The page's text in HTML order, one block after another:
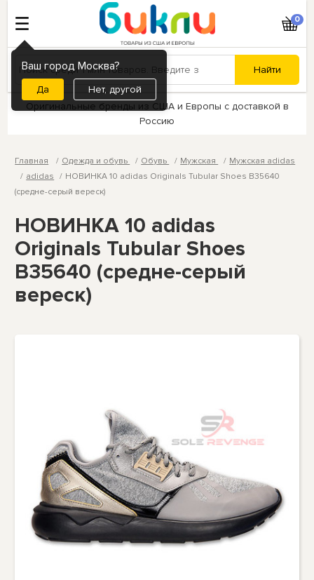
Ваш город Москва?
Нет, другой
0
Оригинальные бренды из США и Европы с доставкой в
Россию
Главная Одежда и обувь Обувь Мужская
Мужская adidas
adidas
НОВИНКА 10 adidas Originals Tubular Shoes B35640
(средне-серый вереск)
НОВИНКА 10 adidas
Originals Tubular Shoes
B35640 (средне-серый
вереск)